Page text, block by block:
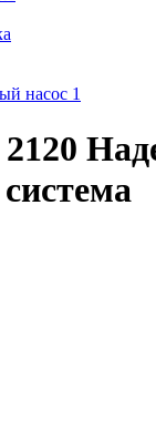
насос 1